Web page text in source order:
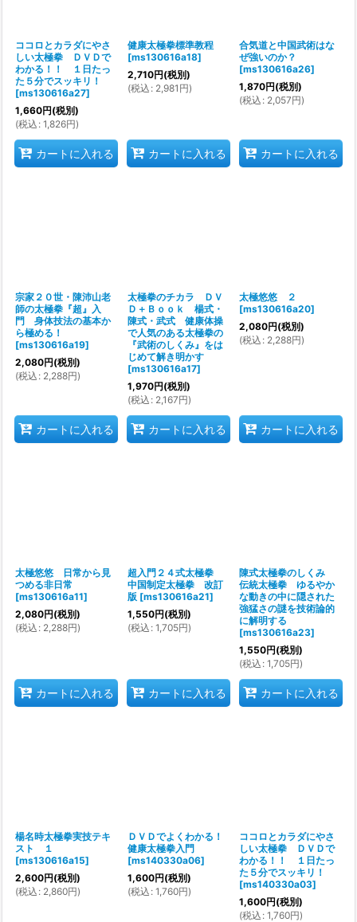
ココロとカラダにやさ
しい太極拳 ＤＶＤで
わかる！！ １日たっ
た５分でスッキリ！
[ms130616a27]
1,660円(税別)
(税込 : 1,826円)
カートに入れる
健康太極拳標準教程
[ms130616a18]
2,710円(税別)
(税込 : 2,981 円)
カートに入れる
合気道と中国武術はな
ぜ強いのか？
[ms130616a26]
1,870円(税別)
(税込 : 2,057円)
カートに入れる
宗家２０世・陳沛山老
師の太極拳『超』入
門 身体技法の基本か
ら極める！
[ms130616a19]
2,080円(税別)
(税込 : 2,288円)
カートに入れる
太極拳のチカラ ＤＶ
Ｄ＋Ｂｏｏｋ 楊式・
陳式・武式 健康体操
で人気のある太極拳の
『武術のしくみ』をは
じめて解き明かす
[ms130616a17]
1,970円(税別)
(税込 : 2,167円)
カートに入れる
太極悠悠 ２
[ms130616a20]
2,080円(税別)
(税込 : 2,288円)
カートに入れる
太極悠悠 日常から見
つめる非日常
[ms130616a11]
2,080円(税別)
(税込 : 2,288円)
カートに入れる
超入門２４式太極拳
中国制定太極拳 改訂
版 [ms130616a21]
1,550円(税別)
(税込 : 1,705円)
カートに入れる
陳式太極拳のしくみ
伝統太極拳 ゆるやか
な動きの中に隠された
強猛さの謎を技術論的
に解明する
[ms130616a23]
1,550円(税別)
(税込 : 1,705円)
カートに入れる
楊名時太極拳実技テキ
スト １
[ms130616a15]
2,600円(税別)
(税込 : 2,860円)
ＤＶＤでよくわかる！
健康太極拳入門
[ms140330a06]
1,600円(税別)
(税込 : 1,760円)
ココロとカラダにやさ
しい太極拳 ＤＶＤで
わかる！！ １日たっ
た５分でスッキリ！
[ms140330a03]
1,600円(税別)
(税込 : 1,760円)